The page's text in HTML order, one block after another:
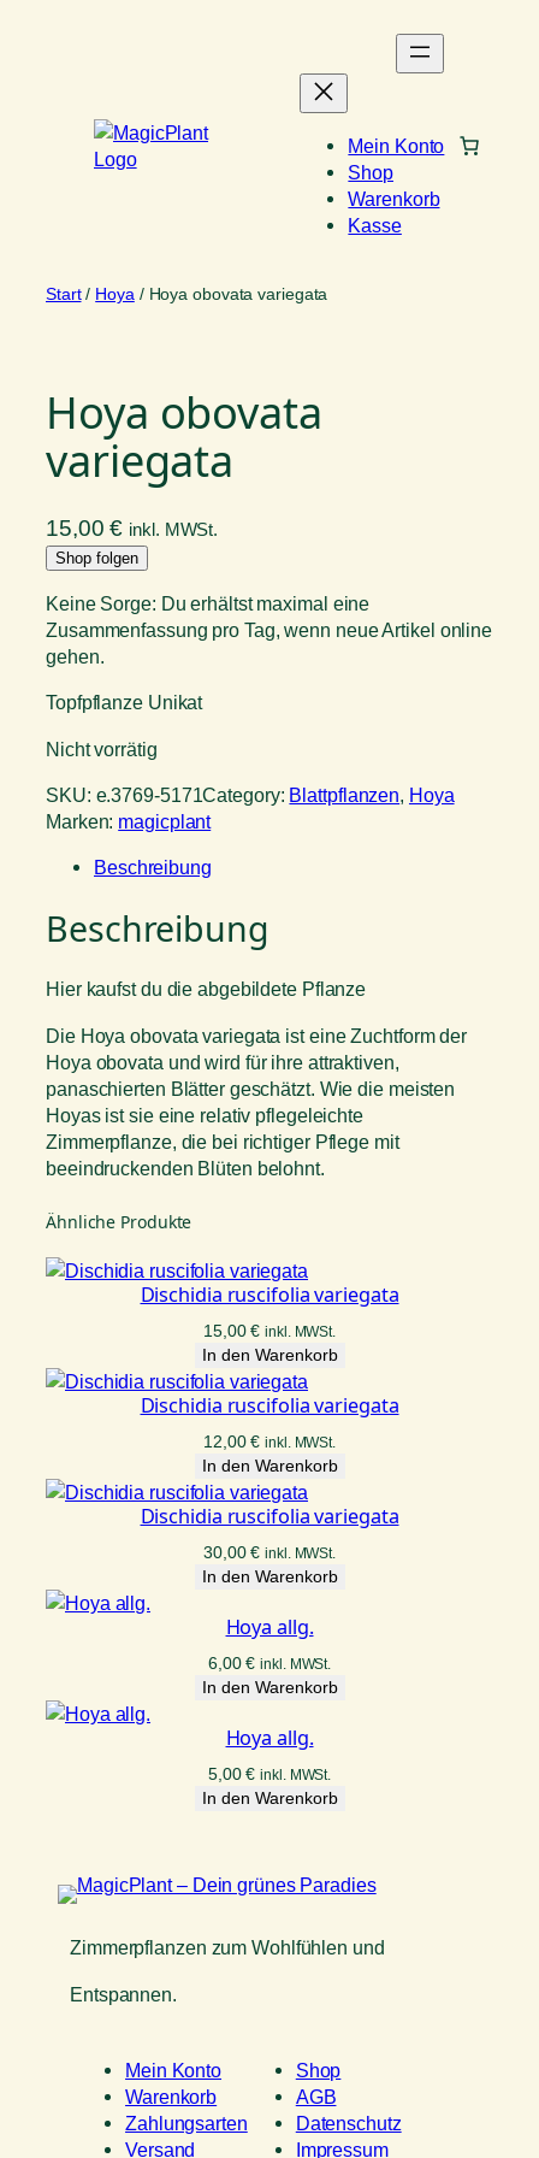
Mein Konto
Shop
Warenkorb
Kasse
Start/ Hoya / Hoya obovata variegata
Hoya obovata
variegata
15,00€ inkl. MWSt.
Shop folgen
Keine Sorge: Du erhältst maximal eine
Zusammenfassung pro Tag, wenn neue Artikel online
gehen.
Topfpflanze Unikat
Nicht vorrätig
SKU: e.3769-5171Category: Blattpflanzen, Hoya
Marken: magicplant
Beschreibung
Beschreibung
Hier kaufst du die abgebildete Pflanze
Die Hoya obovata variegata ist eine Zuchtform der
Hoya obovata und wird für ihre attraktiven,
panaschierten Blätter geschätzt. Wie die meisten
Hoyas ist sie eine relativ pflegeleichte
Zimmerpflanze, die bei richtiger Pflege mit
beeindruckenden Blüten belohnt.
Ähnliche Produkte
Dischidia ruscifolia variegata
15,00€ inkl. MWSt.
In den Warenkorb
Dischidia ruscifolia variegata
12,00€ inkl. MWSt.
In den Warenkorb
Dischidia ruscifolia variegata
30,00€ inkl. MWSt.
In den Warenkorb
Hoya allg.
6,00€ inkl. MWSt.
In den Warenkorb
Hoya allg.
5,00€ inkl. MWSt.
In den Warenkorb
Zimmerpflanzen zum Wohlfühlen und
Entspannen.
Mein Konto
Warenkorb
Zahlungsarten
Versand
Shop
AGB
Datenschutz
Impressum